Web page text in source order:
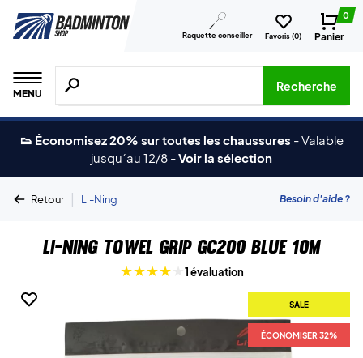
Raquette conseiller Favoris (0)
0
Panier
MENU
Recherche de produits, de marques, etc.
Recherche
👟 Économisez 20% sur toutes les chaussures -Valable
jusqu´au 12/8 -Voir la sélection
Retour | Li-Ning Besoin d'aide ?
Li-Ning Towel Grip GC200 Blue 10M
1 évaluation
SALE
ÉCONOMISER 32%